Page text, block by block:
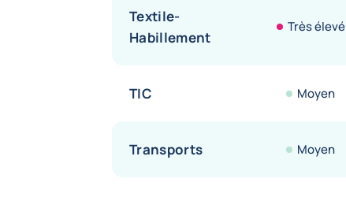
Textile-
Habillement
Très élevé
TIC Moyen
Transports Moyen